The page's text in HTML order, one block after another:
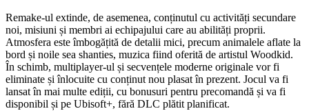
Remake-ul extinde, de asemenea, conținutul cu activități secundare
noi, misiuni și membri ai echipajului care au abilități proprii.
Atmosfera este îmbogățită de detalii mici, precum animalele aflate la
bord și noile sea shanties, muzica fiind oferită de artistul Woodkid.
În schimb, multiplayer-ul și secvențele moderne originale vor fi
eliminate și înlocuite cu conținut nou plasat în prezent. Jocul va fi
lansat în mai multe ediții, cu bonusuri pentru precomandă și va fi
disponibil și pe Ubisoft+, fără DLC plătit planificat.